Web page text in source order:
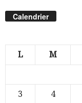
Calendrier
L M
3
4